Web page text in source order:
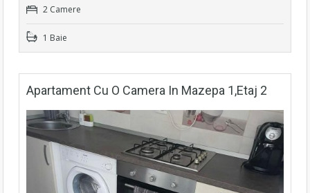
2 Camere
1 Baie
Apartament Cu O Camera In Mazepa 1,etaj 2